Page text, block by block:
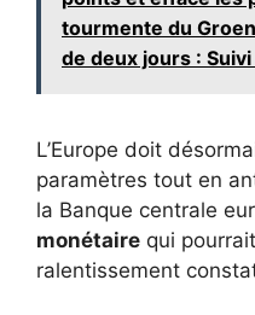
tourmente du
de deux jours :
L’Europe doit
paramètres tout en
la Banque centrale
monétaire qui
ralentissement